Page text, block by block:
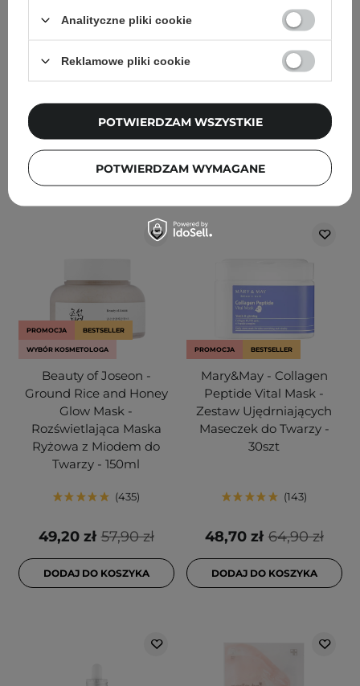
Krem do Twarzy z
Cholesterolem - 80ml
149,00 zł
DODAJ DO KOSZYKA
Cleansing Foam -
Pianka do Twarzy - 150ml
52,20 zł
DODAJ DO KOSZYKA
PROMOCJA BESTSELLER
WYBÓR KOSMETOLOGA
Beauty of Joseon -
Ground Rice and Honey
Glow Mask -
Rozświetlająca Maska
Ryżowa z Miodem do
Twarzy - 150ml
435
57,90 zł
49,20 zł
DODAJ DO KOSZYKA
PROMOCJA BESTSELLER
Mary&May - Collagen
Peptide Vital Mask -
Zestaw Ujędrniających
Maseczek do Twarzy -
30szt
143
64,90 zł
48,70 zł
DODAJ DO KOSZYKA
Analityczne pliki cookie
Reklamowe pliki cookie
POTWIERDZAM WYMAGANE
POTWIERDZAM WSZYSTKIE